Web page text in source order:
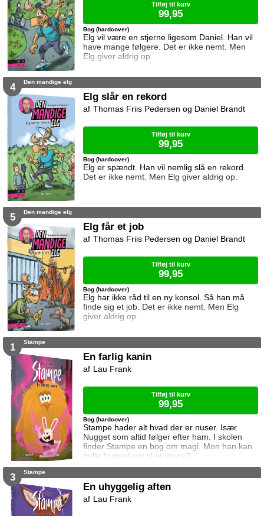
Elg vil være en stjerne ligesom Daniel. Han vil
have mange følgere. Det er ikke nemt. Men
Elg giver aldrig op.
Bog (hardcover)
Tilføj til kurv
99,95
4 Den mandige elg
Elg slår en rekord
Elg er spændt. Han vil nemlig slå en rekord.
Det er ikke nemt. Men Elg giver aldrig op.
Bog (hardcover)
Thomas Friis Pedersen og Daniel Brandt
Tilføj til kurv
99,95
5 Den mandige elg
Elg får et job
Elg har ikke råd til en ny konsol. Så han må
finde sig et job. Det er ikke nemt. Men Elg
giver aldrig op.
Bog (hardcover)
Thomas Friis Pedersen og Daniel Brandt
Tilføj til kurv
99,95
1 Stampe
En farlig kanin
Stampe hader alt hvad der er nuser. Især
Nugget som altid følger efter ham. I skolen
finder Stampe en bog om magi. Mon han kan
trylle Nugget om til et uhyre?
Bog (hardcover)
Lau Frank
Tilføj til kurv
99,95
3 Stampe
En uhyggelig aften
Lau Frank